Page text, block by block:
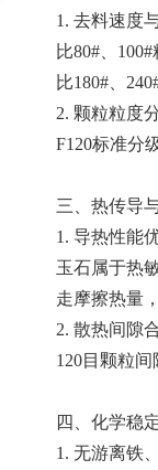
1. 去料速度
比80#、
比180#、
2. 颗粒粒度
F120标准分
三、热传导
1. 导热性能
玉石属于热
走摩擦热量
2. 散热间隙
120目颗粒
四、化学稳
1. 无游离铁